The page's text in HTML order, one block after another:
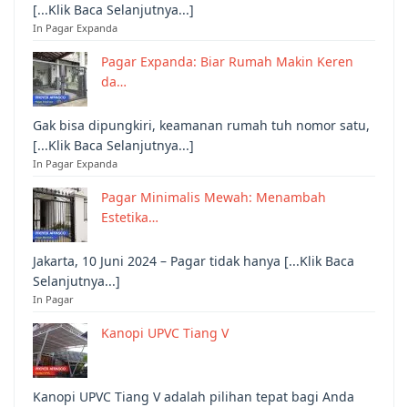
[...Klik Baca Selanjutnya...]
In Pagar Expanda
Pagar Expanda: Biar Rumah Makin Keren
da…
Gak bisa dipungkiri, keamanan rumah tuh nomor satu,
[...Klik Baca Selanjutnya...]
In Pagar Expanda
Pagar Minimalis Mewah: Menambah
Estetika…
Jakarta, 10 Juni 2024 – Pagar tidak hanya [...Klik Baca
Selanjutnya...]
In Pagar
Kanopi UPVC Tiang V
Kanopi UPVC Tiang V adalah pilihan tepat bagi Anda